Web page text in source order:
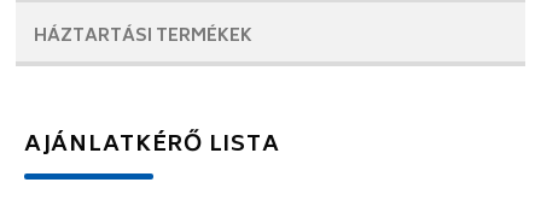
HÁZTARTÁSI TERMÉKEK
AJÁNLATKÉRŐ LISTA